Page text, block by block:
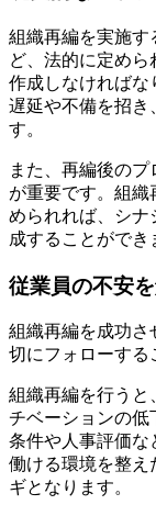
組織再編を実施す
ど、法的に定め
作成しなければな
遅延や不備を招き
す。
また、再編後の
が重要です。組織
められれば、シナ
成することができ
従業員の不安
組織再編を成功さ
切にフォローする
組織再編を行うと
チベーションの低
条件や人事評価な
働ける環境を整え
ギとなります。